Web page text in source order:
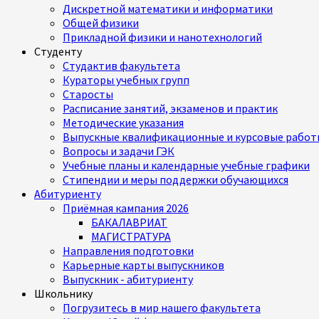
Дискретной математики и информатики
Общей физики
Прикладной физики и нанотехнологий
Студенту
Студактив факультета
Кураторы учебных групп
Старосты
Расписание занятий, экзаменов и практик
Методические указания
Выпускные квалификационные и курсовые
Вопросы и задачи ГЭК
Учебные планы и календарные учебные графики
Стипендии и меры поддержки обучающихся
Абитуриенту
Приёмная кампания 2026
БАКАЛАВРИАТ
МАГИСТРАТУРА
Направления подготовки
Карьерные карты выпускников
Выпускник - абитуриенту
Школьнику
Погрузитесь в мир нашего факультета